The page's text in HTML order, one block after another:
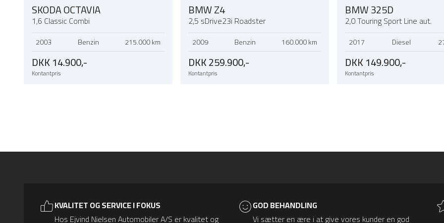
SKODA OCTAVIA
1,6 Classic Combi
2003 Benzin 215.000 km
DKK 14.900,-
Kontantpris
BMW Z4
2,5 sDrive23i Roadster
2009 Benzin 160.000 km
DKK 259.900,-
Kontantpris
BMW 325D
2,0 Touring Sport Line aut.
2017 Diesel
DKK 149.900,-
Kontantpris
KVALITET OG SERVICE I FOKUS
Hos Ejvind Nielsen Automobiler A/S er kvalitet og
GOD BEHANDLING
Vi sætter en ære i at give vores kunder en god